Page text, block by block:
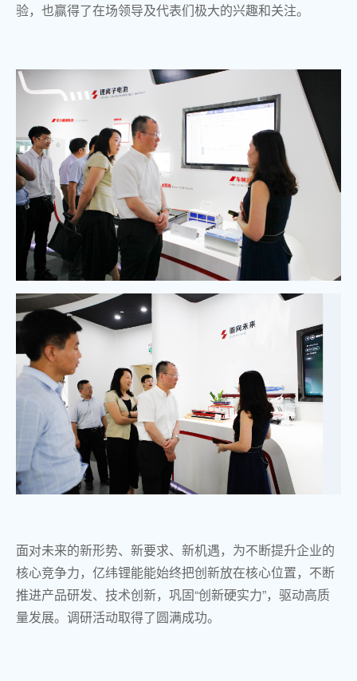
验，也赢得了在场领导及代表们极大的兴趣和关注。
面对未来的新形势、新要求、新机遇，为不断提升企业的
核心竞争力，亿纬锂能能始终把创新放在核心位置，不断
推进产品研发、技术创新，巩固“创新硬实力”，驱动高质
量发展。调研活动取得了圆满成功。